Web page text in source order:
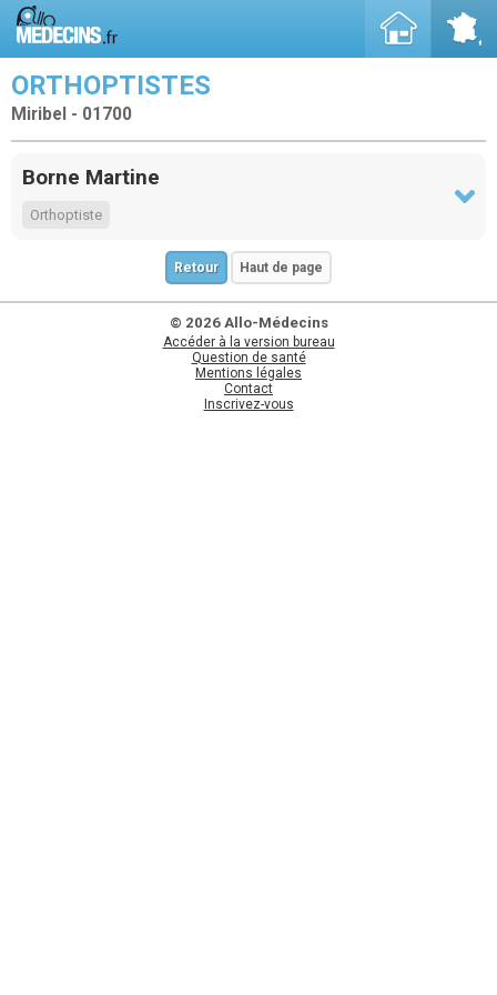
ORTHOPTISTES
Miribel - 01700
Borne Martine
Orthoptiste
Retour Haut de page
© 2026 Allo-Médecins
Accéder à la version bureau
Question de santé
Mentions légales
Contact
Inscrivez-vous